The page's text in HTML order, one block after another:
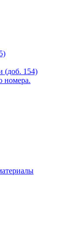
(доб. 154)
номера.